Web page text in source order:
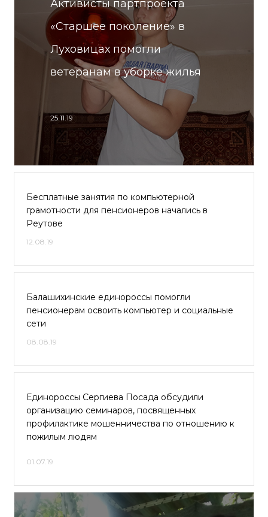
Активисты партпроекта
«Старшее поколение» в
Луховицах помогли
ветеранам в уборке жилья
25.11.19
Бесплатные занятия по компьютерной
грамотности для пенсионеров начались в
Реутове
12.08.19
Балашихинские единороссы помогли
пенсионерам освоить компьютер и социальные
сети
08.08.19
Единороссы Сергиева Посада обсудили
организацию семинаров, посвященных
профилактике мошенничества по отношению к
пожилым людям
01.07.19